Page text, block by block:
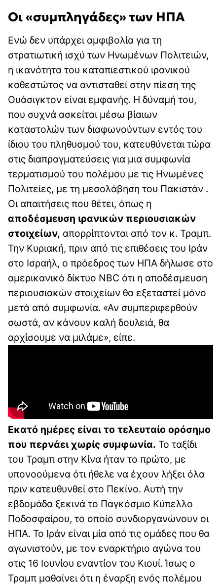
Οι «συμπληγάδες» των ΗΠΑ
Ενώ δεν υπάρχει αμφιβολία για τη
στρατιωτική ισχύ των Ηνωμένων Πολιτειών,
η ικανότητα του καταπιεστικού ιρανικού
καθεστώτος να αντισταθεί στην πίεση της
Ουάσιγκτον είναι εμφανής. Η δύναμή του,
που συχνά ασκείται μέσω βίαιων
καταστολών των διαφωνούντων εντός του
ίδιου του πληθυσμού του, κατευθύνεται τώρα
στις διαπραγματεύσεις για μια συμφωνία
τερματισμού του πολέμου με τις Ηνωμένες
Πολιτείες, με τη μεσολάβηση του Πακιστάν .
Οι απαιτήσεις που θέτει, όπως η
αποδέσμευση ιρανικών περιουσιακών
στοιχείων, απορρίπτονται από τον κ. Τραμπ.
Την Κυριακή, πριν από τις επιθέσεις του Ιράν
στο Ισραήλ, ο πρόεδρος των ΗΠΑ δήλωσε στο
αμερικανικό δίκτυο NBC ότι η αποδέσμευση
περιουσιακών στοιχείων θα εξεταστεί μόνο
μετά από συμφωνία. «Αν συμπεριφερθούν
σωστά, αν κάνουν καλή δουλειά, θα
αρχίσουμε να μιλάμε», είπε.
Εκατό ημέρες είναι το τελευταίο ορόσημο
που περνάει χωρίς συμφωνία. Το ταξίδι
του Τραμπ στην Κίνα ήταν το πρώτο, με
υπονοούμενα ότι ήθελε να έχουν λήξει όλα
πριν κατευθυνθεί στο Πεκίνο. Αυτή την
εβδομάδα ξεκινά το Παγκόσμιο Κύπελλο
Ποδοσφαίρου, το οποίο συνδιοργανώνουν οι
ΗΠΑ. Το Ιράν είναι μία από τις ομάδες που θα
αγωνιστούν, με τον εναρκτήριο αγώνα του
στις 16 Ιουνίου εναντίον του Κιουί. Ίσως ο
Τραμπ μαθαίνει ότι η έναρξη ενός πολέμου